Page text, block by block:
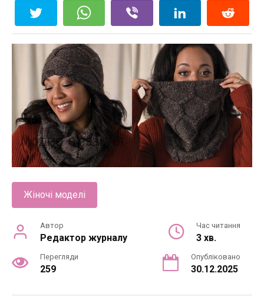
Жіночі моделі
Автор
Редактор журналу
Час читання
3 хв.
Перегляди
259
Опубліковано
30.12.2025